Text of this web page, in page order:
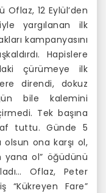
Oflaz, 12 Eylül’den
yargılanan ilk
kampanyasını
Hapislere
çürümeye ilk
direndi, dokuz
bile kalemini
Tek başına
tuttu. Günde 5
ona karşı ol,
ol” öğüdünü
Oflaz, Peter
“Kükreyen Fare”